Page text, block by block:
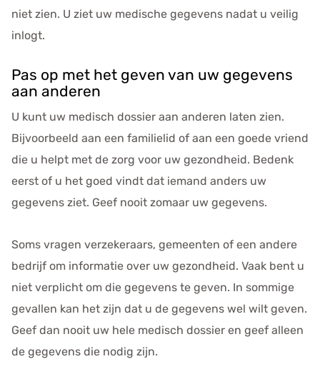
niet zien. U ziet uw medische gegevens nadat u veilig
inlogt.
Pas op met het geven van uw gegevens
aan anderen
U kunt uw medisch dossier aan anderen laten zien.
Bijvoorbeeld aan een familielid of aan een goede vriend
die u helpt met de zorg voor uw gezondheid. Bedenk
eerst of u het goed vindt dat iemand anders uw
gegevens ziet. Geef nooit zomaar uw gegevens.
Soms vragen verzekeraars, gemeenten of een andere
bedrijf om informatie over uw gezondheid. Vaak bent u
niet verplicht om die gegevens te geven. In sommige
gevallen kan het zijn dat u de gegevens wel wilt geven.
Geef dan nooit uw hele medisch dossier en geef alleen
de gegevens die nodig zijn.